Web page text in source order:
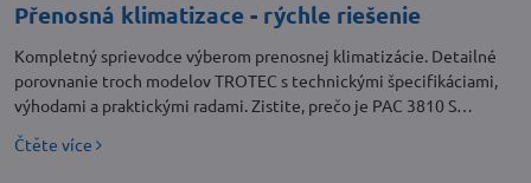
Přenosná klimatizace - rýchle riešenie
Kompletný sprievodce výberom prenosnej klimatizácie. Detailné
porovnanie troch modelov TROTEC s technickými špecifikáciami,
výhodami a praktickými radami. Zistite, prečo je PAC 3810 S
najlepšou voľbou!
Čtěte více